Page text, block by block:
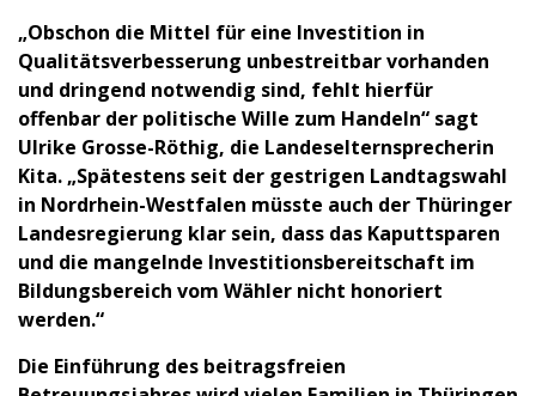
„Obschon die Mittel für eine Investition in
Qualitätsverbesserung unbestreitbar vorhanden
und dringend notwendig sind, fehlt hierfür
offenbar der politische Wille zum Handeln“ sagt
Ulrike Grosse-Röthig, die Landeselternsprecherin
Kita. „Spätestens seit der gestrigen Landtagswahl
in Nordrhein-Westfalen müsste auch der Thüringer
Landesregierung klar sein, dass das Kaputtsparen
und die mangelnde Investitionsbereitschaft im
Bildungsbereich vom Wähler nicht honoriert
werden.“
Die Einführung des beitragsfreien